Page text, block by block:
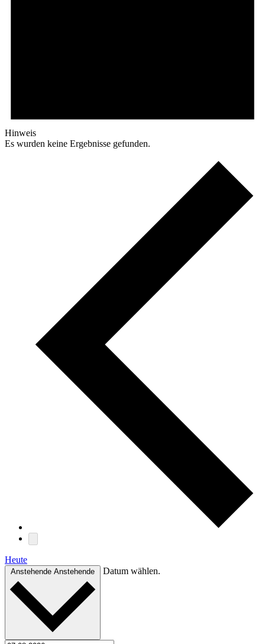
Hinweis
Es wurden keine Ergebnisse gefunden.
Heute
Anstehende Anstehende Datum wählen.